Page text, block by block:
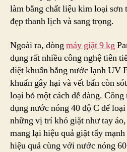
làm bằng chất liệu kim loại sơn
đẹp thanh lịch và sang trọng.
Ngoài ra, dòngmáy giặt 9 kg
dụng rất nhiều công nghệ tiên
diệt khuẩn bằng nước lạnh UV
khuẩn gây hại và vết bẩn còn
loại bỏ một cách dễ dàng.
dụng nước nóng 40 độ C để
những vị trí khó giặt như tay
mang lại hiệu quả giặt tẩy
hiệu quả cùng với nước nóng